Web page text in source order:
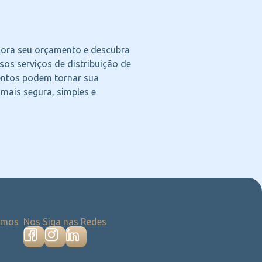
seu orçamento e descubra
serviços de distribuição de
podem tornar sua
segura, simples e
Nos Siga nas Redes